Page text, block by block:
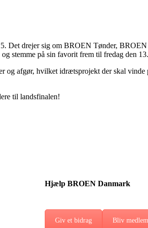
Det drejer sig om BROEN Tønder,
stemme på sin favorit frem til fredag den
afgør, hvilket idrætsprojekt der skal
til landsfinalen!
Hjælp BROEN Danmark
Giv et bidrag Bliv medlem